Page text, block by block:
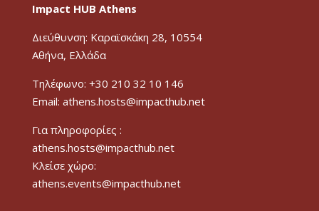
Impact HUB Athens
Διεύθυνση: Καραϊσκάκη 28, 10554
Αθήνα, Ελλάδα
Τηλέφωνο: +30 210 32 10 146
Email: athens.hosts@impacthub.net
Για πληροφορίες :
athens.hosts@impacthub.net
Κλείσε χώρο:
athens.events@impacthub.net